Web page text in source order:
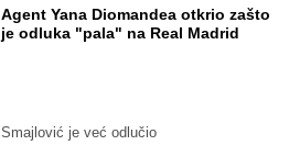
Agent Yana Diomandea otkrio zašto
je odluka "pala" na Real Madrid
Smajlović je već odlučio